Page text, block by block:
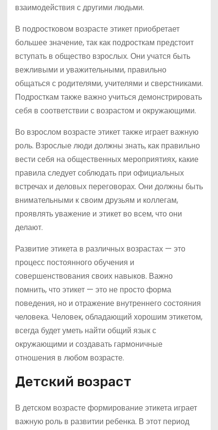
взаимодействия с другими людьми.
В подростковом возрасте этикет приобретает
большее значение, так как подросткам предстоит
вступать в общество взрослых. Они учатся быть
вежливыми и уважительными, правильно
общаться с родителями, учителями и сверстниками.
Подросткам также важно учиться демонстрировать
себя в соответствии с возрастом и окружающими.
Во взрослом возрасте этикет также играет важную
роль. Взрослые люди должны знать, как правильно
вести себя на общественных мероприятиях, какие
правила следует соблюдать при официальных
встречах и деловых переговорах. Они должны быть
внимательными к своим друзьям и коллегам,
проявлять уважение и этикет во всем, что они
делают.
Развитие этикета в различных возрастах — это
процесс постоянного обучения и
совершенствования своих навыков. Важно
помнить, что этикет — это не просто форма
поведения, но и отражение внутреннего состояния
человека. Человек, обладающий хорошим этикетом,
всегда будет уметь найти общий язык с
окружающими и создавать гармоничные
отношения в любом возрасте.
Детский возраст
В детском возрасте формирование этикета играет
важную роль в развитии ребенка. В этот период